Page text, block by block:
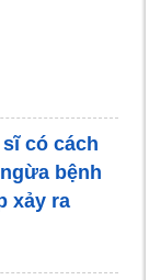
có cách
bệnh
xảy ra